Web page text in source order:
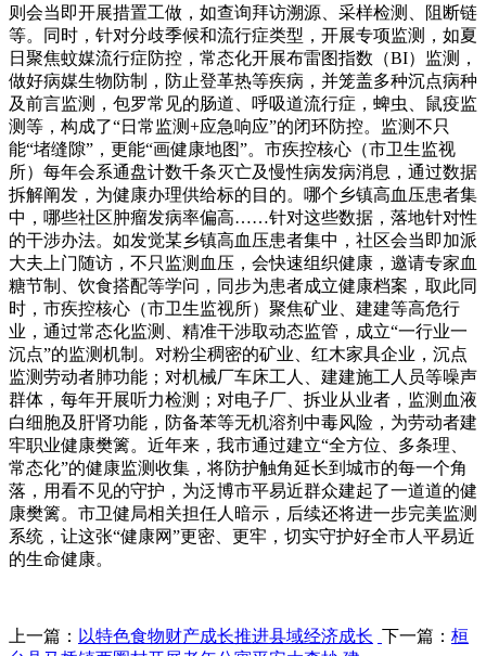
则会当即开展措置工做，如查询拜访溯源、采样检测、阻断链
等。同时，针对分歧季候和流行症类型，开展专项监测，如夏
日聚焦蚊媒流行症防控，常态化开展布雷图指数（BI）监测，
做好病媒生物防制，防止登革热等疾病，并笼盖多种沉点病种
及前言监测，包罗常见的肠道、呼吸道流行症，蜱虫、鼠疫监
测等，构成了“日常监测+应急响应”的闭环防控。监测不只
能“堵缝隙”，更能“画健康地图”。市疾控核心（市卫生监视
所）每年会系通盘计数千条灭亡及慢性病发病消息，通过数据
拆解阐发，为健康办理供给标的目的。哪个乡镇高血压患者集
中，哪些社区肿瘤发病率偏高……针对这些数据，落地针对性
的干涉办法。如发觉某乡镇高血压患者集中，社区会当即加派
大夫上门随访，不只监测血压，会快速组织健康，邀请专家血
糖节制、饮食搭配等学问，同步为患者成立健康档案，取此同
时，市疾控核心（市卫生监视所）聚焦矿业、建建等高危行
业，通过常态化监测、精准干涉取动态监管，成立“一行业一
沉点”的监测机制。对粉尘稠密的矿业、红木家具企业，沉点
监测劳动者肺功能；对机械厂车床工人、建建施工人员等噪声
群体，每年开展听力检测；对电子厂、拆业从业者，监测血液
白细胞及肝肾功能，防备苯等无机溶剂中毒风险，为劳动者建
牢职业健康樊篱。近年来，我市通过建立“全方位、多条理、
常态化”的健康监测收集，将防护触角延长到城市的每一个角
落，用看不见的守护，为泛博市平易近群众建起了一道道的健
康樊篱。市卫健局相关担任人暗示，后续还将进一步完美监测
系统，让这张“健康网”更密、更牢，切实守护好全市人平易近
的生命健康。
上一篇： 以特色食物财产成长推进县域经济成长 下一篇： 桓